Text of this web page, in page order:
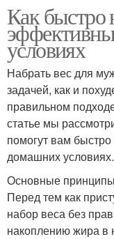
Как быстро
условиях
Набрать вес для
задачей, как и
правильном
статье мы
помогут вам
домашних условиях.
Основные
Перед тем как
набор веса без
накоплению жира в